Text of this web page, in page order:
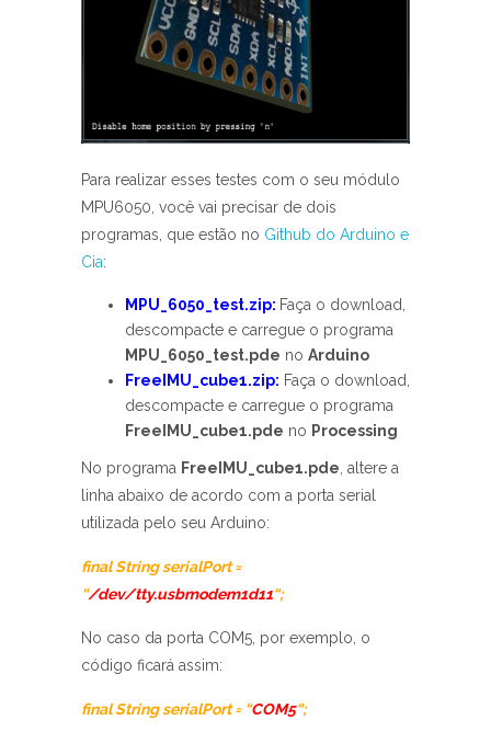
Para realizar esses testes com o seu módulo
MPU6050, você vai precisar de dois
programas, que estão no Github do Arduino e
Cia:
MPU_6050_test.zip: Faça o download,
descompacte e carregue o programa
MPU_6050_test.pde no Arduino
FreeIMU_cube1.zip: Faça o download,
descompacte e carregue o programa
FreeIMU_cube1.pde no Processing
No programa FreeIMU_cube1.pde , altere a
linha abaixo de acordo com a porta serial
utilizada pelo seu Arduino:
final String serialPort =
“/dev/tty.usbmodem1d11“;
No caso da porta COM5, por exemplo, o
código ficará assim:
final String serialPort = “COM5“;